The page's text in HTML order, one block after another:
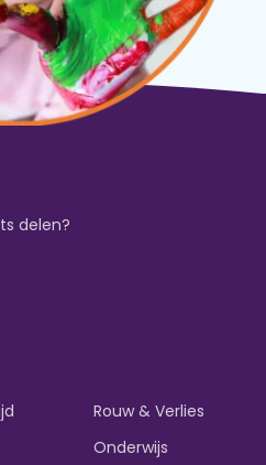
delen?
Rouw & Verlies
Onderwijs